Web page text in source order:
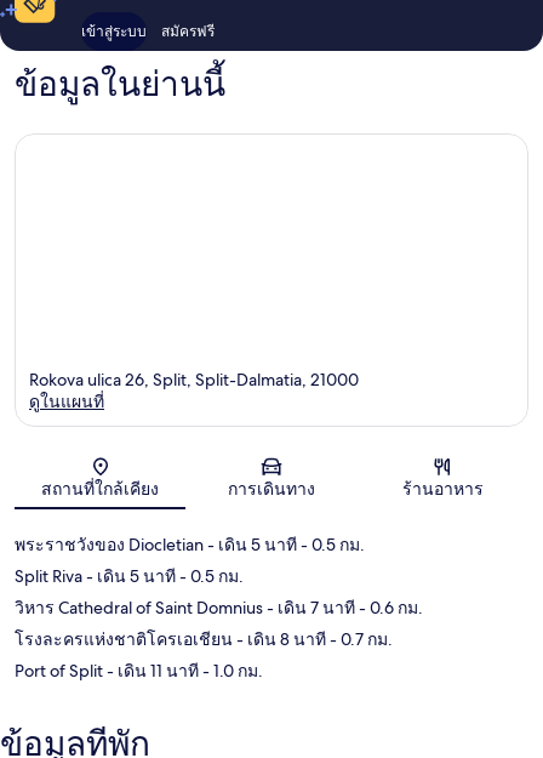
เข้าสู่ระบบ สมัครฟรี
ข้อมูลในย่านนี้
แผนที่
Rokova ulica 26, Split, Split-Dalmatia, 21000
ดูในแผนที่
สถานที่ใกล้เคียง การเดินทาง ร้านอาหาร
พระราชวังของ Diocletian- เดิน 5 นาที- 0.5 กม.
Split Riva- เดิน 5 นาที- 0.5 กม.
วิหาร Cathedral of Saint Domnius- เดิน 7 นาที- 0.6 กม.
โรงละครแห่งชาติโครเอเชียน- เดิน 8 นาที- 0.7 กม.
Port of Split- เดิน 11 นาที- 1.0 กม.
ข้อมูลที่พัก